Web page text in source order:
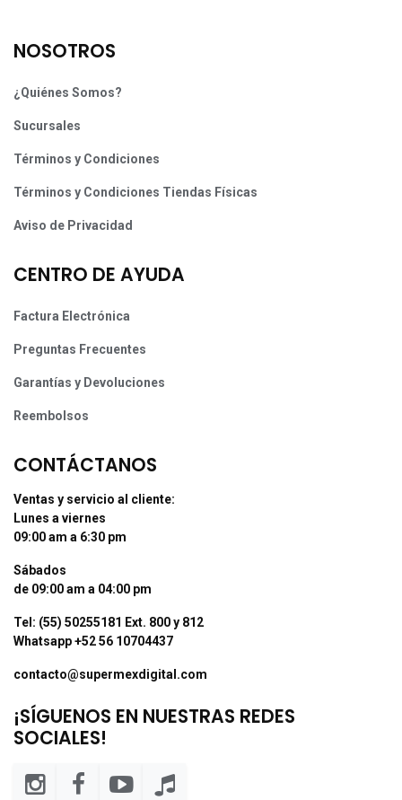
NOSOTROS
¿Quiénes Somos?
Sucursales
Términos y Condiciones
Términos y Condiciones Tiendas Físicas
Aviso de Privacidad
CENTRO DE AYUDA
Factura Electrónica
Preguntas Frecuentes
Garantías y Devoluciones
Reembolsos
CONTÁCTANOS
Ventas y servicio al cliente:
Lunes a viernes
09:00 am a 6:30 pm
Sábados
de 09:00 am a 04:00 pm
Tel: (55) 50255181 Ext. 800 y 812
Whatsapp +52 56 10704437
contacto@supermexdigital.com
¡SÍGUENOS EN NUESTRAS REDES
SOCIALES!